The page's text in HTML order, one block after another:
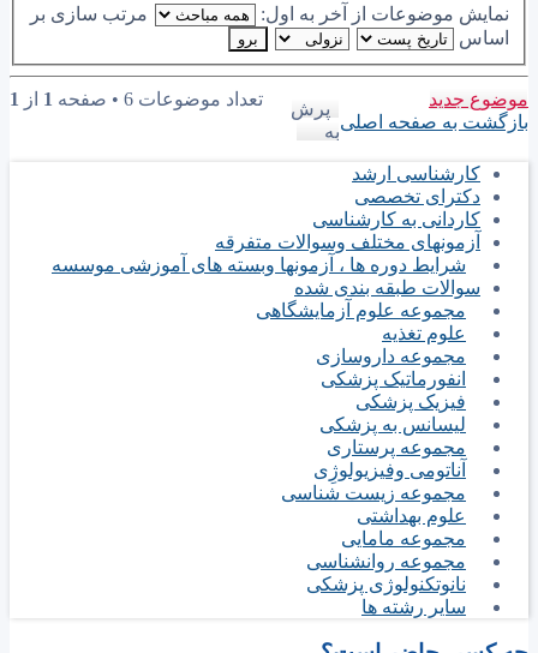
نمایش موضوعات از آخر به اول:
مرتب سازی بر
اساس
موضوع جدید تعداد موضوعات 6 • صفحه 1 از
1
بازگشت به صفحه اصلی
پرش
به
کارشناسی ارشد
دکترای تخصصی
کاردانی به کارشناسی
آزمونهای مختلف وسوالات متفرقه
شرایط دوره ها ، آزمونها وبسته های آموزشی موسسه
سوالات طبقه بندی شده
مجموعه علوم آزمایشگاهی
علوم تغذیه
مجموعه داروسازی
انفورماتیک پزشکی
فیزیک پزشکی
لیسانس به پزشکی
مجموعه پرستاری
آناتومی وفیزیولوژِی
مجموعه زیست شناسی
علوم بهداشتی
مجموعه مامایی
مجموعه روانشناسی
نانوتکنولوژی پزشکی
سایر رشته ها